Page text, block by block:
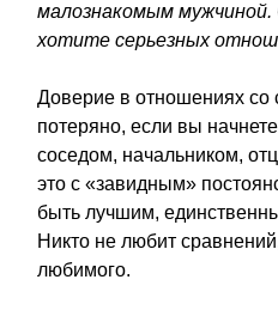
малознакомым мужчиной.
хотите серьезных
Доверие в отношениях со
потеряно, если вы
соседом, начальником,
это с «завидным»
быть лучшим,
Никто не любит
любимого.